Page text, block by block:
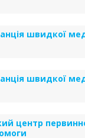
швидкої
швидкої
центр